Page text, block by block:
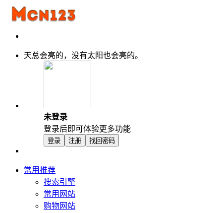
天总会亮的，没有太阳也会亮的。
未登录
登录后即可体验更多功能
登录 注册 找回密码
常用推荐
搜索引擎
常用网站
购物网站